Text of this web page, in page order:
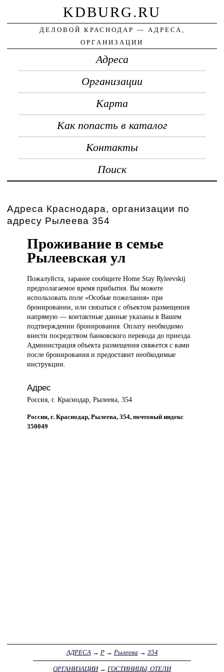
KDBURG.RU
ДЕЛОВОЙ КРАСНОДАР — АДРЕСА,
ОРГАНИЗАЦИИ
Адреса
Организации
Карта
Как попасть в каталог
Контакты
Поиск
Адреса Краснодара, организации по
адресу Рылеева 354
Проживание в семье
Рылеевская ул
Пожалуйста, заранеесообщите Home Stay Ryleevskij
предполагаемое время прибытия. Вы можете
использовать поле «Особые пожелания» при
бронировании, или связаться с объектом размещения
напрямую — контактные данные указаны в Вашем
подтверждении бронирования. Оплату необходимо
внести посредством банковского перевода до приезда.
Администрация объекта размещения свяжется с вами
после бронирования и предоставит необходимые
инструкции.
Адрес
Россия, г. Краснодар, Рылеева, 354
Россия, г. Краснодар, Рылеева, 354, почтовый индекс
350049
АДРЕСА→ Р→ Рылеева → 354
ОРГАНИЗАЦИИ→ ГОСТИНИЦЫ, ОТЕЛИ